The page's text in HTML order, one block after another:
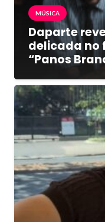
MÚSICA
Daparte
delicada no
“Panos